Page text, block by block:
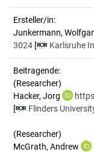
Ersteller/in:
Junkermann,
3024 [ Karlsruhe
Beitragende:
(Researcher)
Hacker, Jorg
[
Flinders
(Researcher)
McGrath, Andrew